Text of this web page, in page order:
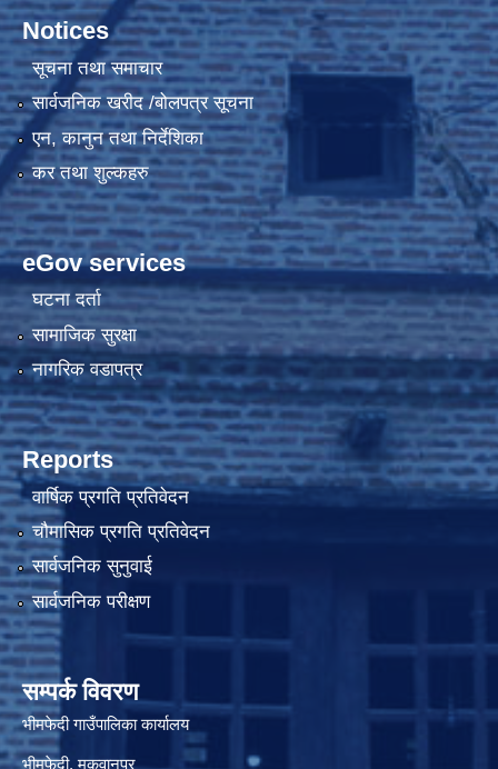
Notices
सूचना तथा समाचार
सार्वजनिक खरीद /बोलपत्र सूचना
एन, कानुन तथा निर्देशिका
कर तथा शुल्कहरु
eGov services
घटना दर्ता
सामाजिक सुरक्षा
नागरिक वडापत्र
Reports
वार्षिक प्रगति प्रतिवेदन
चौमासिक प्रगति प्रतिवेदन
सार्वजनिक सुनुवाई
सार्वजनिक परीक्षण
सम्पर्क विवरण
भीमफेदी गाउँपालिका कार्यालय
भीमफेदी, मकवानपुर